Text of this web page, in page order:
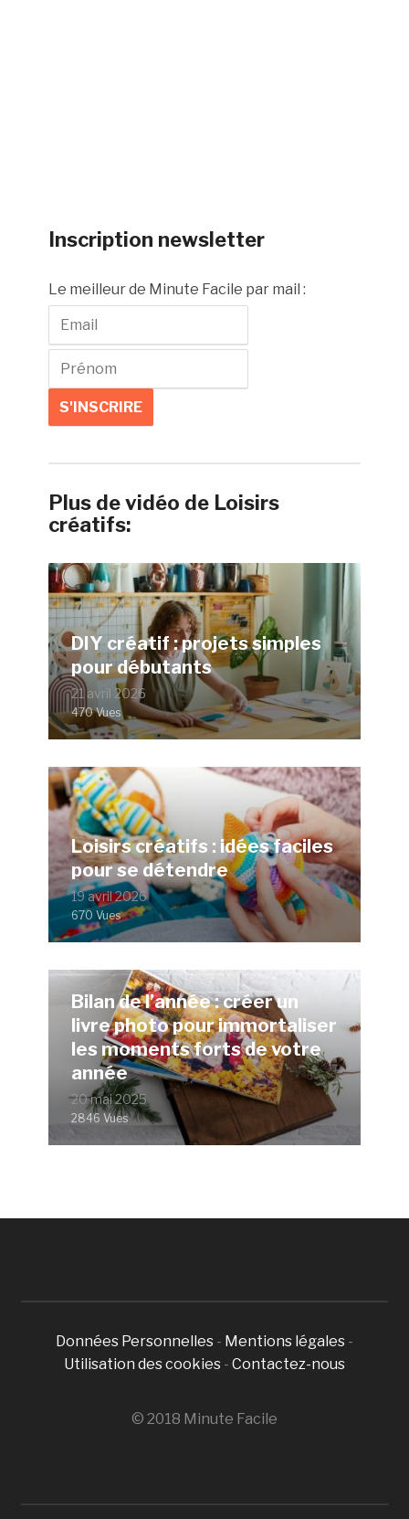
Inscription newsletter
Le meilleur de Minute Facile par mail :
Plus de vidéo de Loisirs
créatifs:
DIY créatif : projets simples
pour débutants
21 avril 2026
470 Vues
Loisirs créatifs : idées faciles
pour se détendre
19 avril 2026
670 Vues
Bilan de l’année : créer un
livre photo pour immortaliser
les moments forts de votre
année
20 mai 2025
2846 Vues
Données Personnelles - Mentions légales -
Utilisation des cookies - Contactez-nous
© 2018 Minute Facile